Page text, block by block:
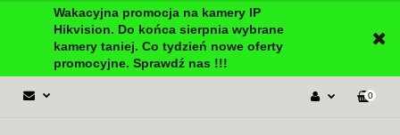
Wakacyjna promocja na kamery IP
Hikvision. Do końca sierpnia wybrane
kamery taniej. Co tydzień nowe oferty
promocyjne. Sprawdź nas !!!
0